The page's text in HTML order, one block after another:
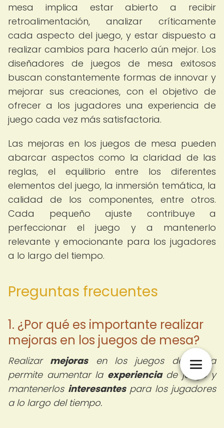
mesa implica estar abierto a recibir
retroalimentación, analizar críticamente
cada aspecto del juego, y estar dispuesto a
realizar cambios para hacerlo aún mejor. Los
diseñadores de juegos de mesa exitosos
buscan constantemente formas de innovar y
mejorar sus creaciones, con el objetivo de
ofrecer a los jugadores una experiencia de
juego cada vez más satisfactoria.
Las mejoras en los juegos de mesa pueden
abarcar aspectos como la claridad de las
reglas, el equilibrio entre los diferentes
elementos del juego, la inmersión temática, la
calidad de los componentes, entre otros.
Cada pequeño ajuste contribuye a
perfeccionar el juego y a mantenerlo
relevante y emocionante para los jugadores
a lo largo del tiempo.
Preguntas frecuentes
1. ¿Por qué es importante realizar
mejoras en los juegos de mesa?
Realizar mejorasen los juegos de mesa
permite aumentar la experienciade juego y
mantenerlos interesantespara los jugadores
a lo largo del tiempo.